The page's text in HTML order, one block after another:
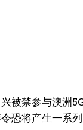
被禁参与澳洲
恐将产生一系